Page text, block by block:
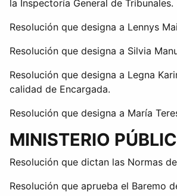
la Inspectoría General de Tribunales.
Resolución que designa a Lennys
Resolución que designa a Silvia
Resolución que designa a Legna
calidad de Encargada.
Resolución que designa a María
MINISTERIO
Resolución que dictan las Normas
Resolución que aprueba el Baremo